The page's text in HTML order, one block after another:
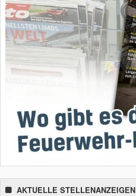
AKTUELLE STELLENANZEIGEN